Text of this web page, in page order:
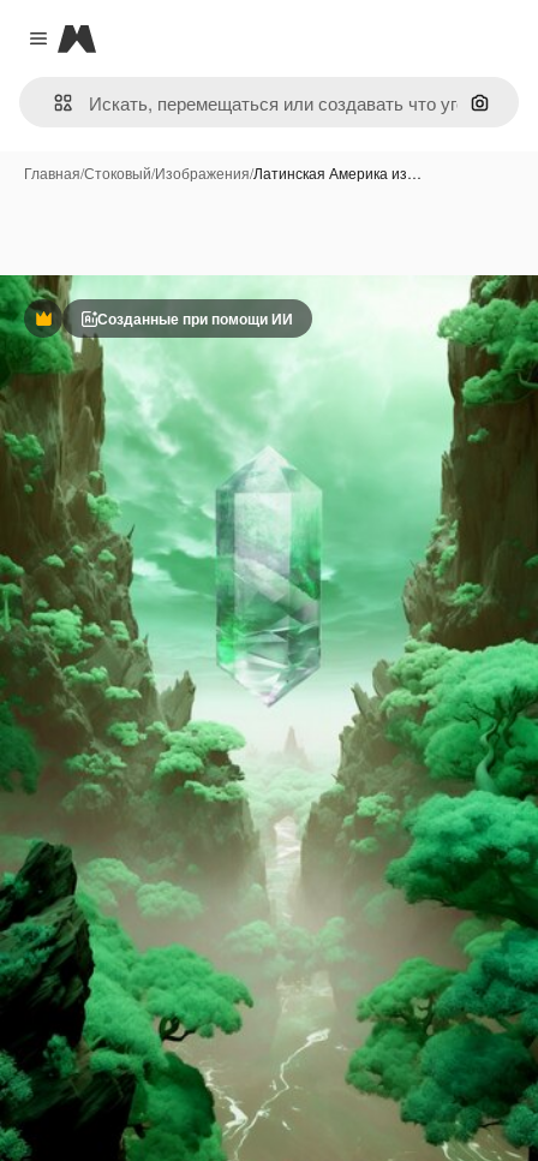
Close menu
Magnific
Поиск
Главная/Стоковый/Изображения/Латинская Америка из…
ПремиумСозданные при помощи ИИ